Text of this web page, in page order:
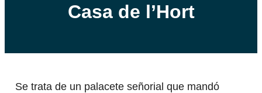
Casa de l’Hort
Se trata de un palacete señorial que mandó